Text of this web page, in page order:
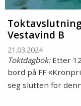
Vestavind B
21.03.2024
Toktdagbok:Etter
bord på FF «
seg slutten for